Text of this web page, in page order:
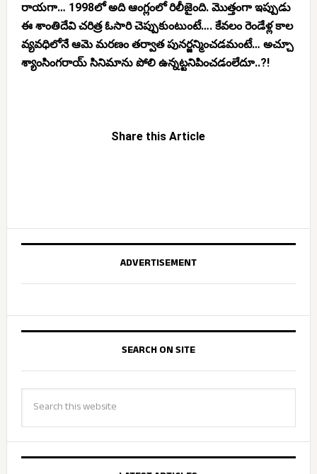
రాయగా… 1998లో అది ఆంగ్లంలో రిలీజైంది. మొత్తంగా ఇప్పుడు
ఈ శాంతిదేవి చరిత్ర ఓసారి చెప్పుకుంటుంటే…. కేవలం రెండేళ్ల కాల
వ్యవధిలోనే ఆమె మరణం తర్వాత పునర్జన్మించడమంటే… అచ్చూ
శ్యాంసింగరాయ్ సినిమాను పోలి ఉన్నట్టనిపించడంలేదూ..?!
Share this Article
ADVERTISEMENT
SEARCH ON SITE